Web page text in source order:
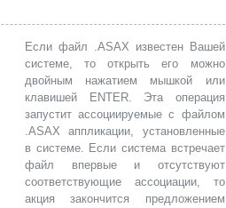
Если файл .ASAX известен Вашей
системе, то открыть его можно
двойным нажатием мышкой или
клавишей ENTER. Эта операция
запустит ассоциируемые с файлом
.ASAX аппликации, установленные
в системе. Если система встречает
файл впервые и отсутствуют
соответствующие ассоциации, то
акция закончится предложением